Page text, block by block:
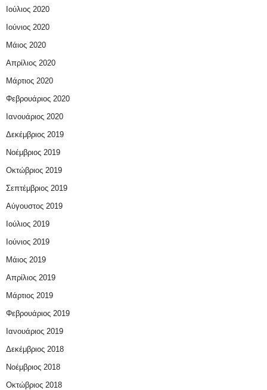
Ιούλιος 2020
Ιούνιος 2020
Μάιος 2020
Απρίλιος 2020
Μάρτιος 2020
Φεβρουάριος 2020
Ιανουάριος 2020
Δεκέμβριος 2019
Νοέμβριος 2019
Οκτώβριος 2019
Σεπτέμβριος 2019
Αύγουστος 2019
Ιούλιος 2019
Ιούνιος 2019
Μάιος 2019
Απρίλιος 2019
Μάρτιος 2019
Φεβρουάριος 2019
Ιανουάριος 2019
Δεκέμβριος 2018
Νοέμβριος 2018
Οκτώβριος 2018